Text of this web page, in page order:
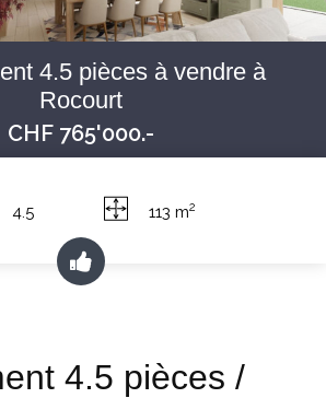
4.5 pièces à vendre à
Rocourt
CHF 765'000.-
4.5 113 m2
4.5 pièces /